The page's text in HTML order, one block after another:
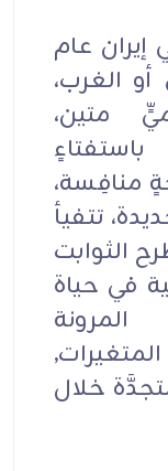
إيران عام
أو الغرب،
متين،
منافِسة،
تتفيأ
الثوابت
في حياة
خلال